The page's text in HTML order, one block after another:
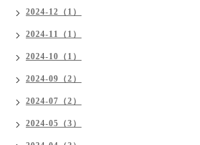
2024-12（1）
2024-11（1）
2024-10（1）
2024-09（2）
2024-07（2）
2024-05（3）